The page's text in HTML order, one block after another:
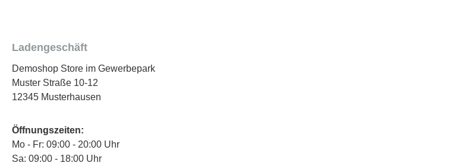
Ladengeschäft
Demoshop Store im Gewerbepark
Muster Straße 10-12
12345 Musterhausen
Öffnungszeiten:
Mo - Fr: 09:00 - 20:00 Uhr
Sa: 09:00 - 18:00 Uhr